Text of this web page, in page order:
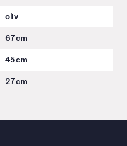
oliv
67 cm
45 cm
27 cm